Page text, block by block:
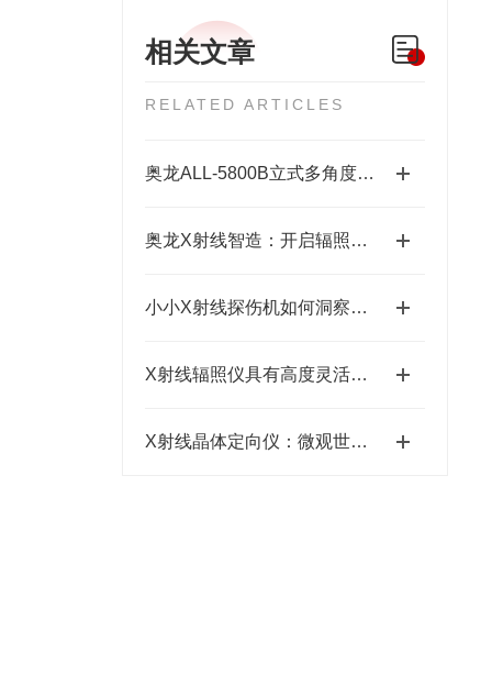
相关文章
RELATED ARTICLES
奥龙ALL-5800B立式多角度X射线晶体定向仪获科技进步奖
奥龙X射线智造：开启辐照食品安全新纪元
小小X射线探伤机如何洞察金属内部的“秘密”
X射线辐照仪具有高度灵活性的辐照工具
X射线晶体定向仪：微观世界的精准导航仪？